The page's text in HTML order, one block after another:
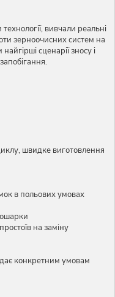
вивчали реальні
зерноочисних систем на
сценарії зносу і
швидке виготовлення
в польових умовах
на заміну
конкретним умовам